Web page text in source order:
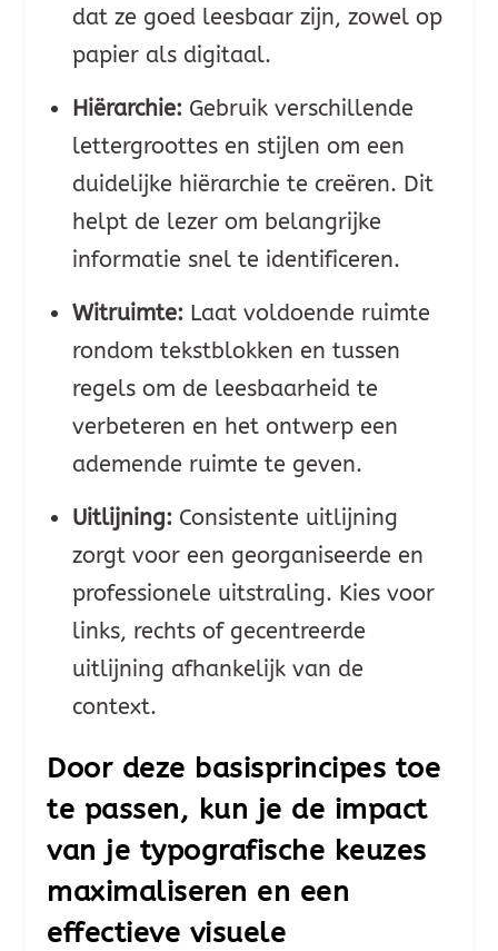
dat ze goed leesbaar zijn, zowel op
papier als digitaal.
Hiërarchie: Gebruik verschillende
lettergroottes en stijlen om een
duidelijke hiërarchie te creëren. Dit
helpt de lezer om belangrijke
informatie snel te identificeren.
Witruimte: Laat voldoende ruimte
rondom tekstblokken en tussen
regels om de leesbaarheid te
verbeteren en het ontwerp een
ademende ruimte te geven.
Uitlijning: Consistente uitlijning
zorgt voor een georganiseerde en
professionele uitstraling. Kies voor
links, rechts of gecentreerde
uitlijning afhankelijk van de
context.
Door deze basisprincipes toe
te passen, kun je de impact
van je typografische keuzes
maximaliseren en een
effectieve visuele